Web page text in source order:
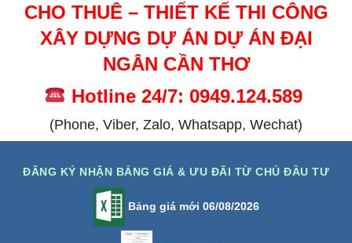
CHO THUÊ – THIẾT KẾ THI CÔNG
XÂY DỰNG DỰ ÁN DỰ ÁN ĐẠI
NGÂN CẦN THƠ
Hotline 24/7: 0949.124.589
(Phone, Viber, Zalo, Whatsapp, Wechat)
ĐĂNG KÝ NHẬN BẢNG GIÁ & ƯU ĐÃI TỪ CHỦ ĐẦU TƯ
Bảng giá mới 06/08/2026